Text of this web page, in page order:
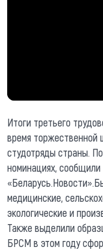
Итоги третьего
время торжественной
студотряды страны.
номинациях, сообщили
медицинские,
экологические и
Также выделили
БРСМ в этом году